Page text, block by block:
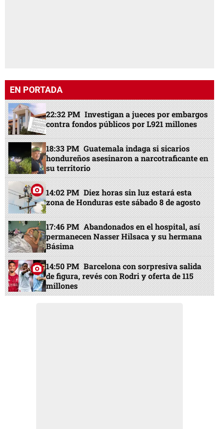
EN PORTADA
22:32 PM Investigan a jueces por embargos
contra fondos públicos por L921 millones
18:33 PM Guatemala indaga si sicarios
hondureños asesinaron a narcotraficante en
su territorio
14:02 PM Diez horas sin luz estará esta
zona de Honduras este sábado 8 de agosto
17:46 PM Abandonados en el hospital, así
permanecen Nasser Hilsaca y su hermana
Básima
14:50 PM Barcelona con sorpresiva salida
de figura, revés con Rodri y oferta de 115
millones